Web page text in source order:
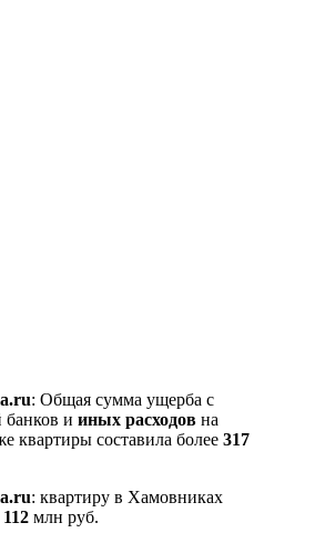
: Общая сумма ущерба с
банков и иных расходов на
квартиры составила более 317
: квартиру в Хамовниках
112 млн руб.